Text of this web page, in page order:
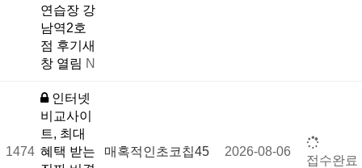
연습장 강
남역2호
점 후기새
창 열림 N
1474
인터넷
비교사이
트, 최대
혜택 받는
매혹적인초코칩45 2026-08-06
접수완료